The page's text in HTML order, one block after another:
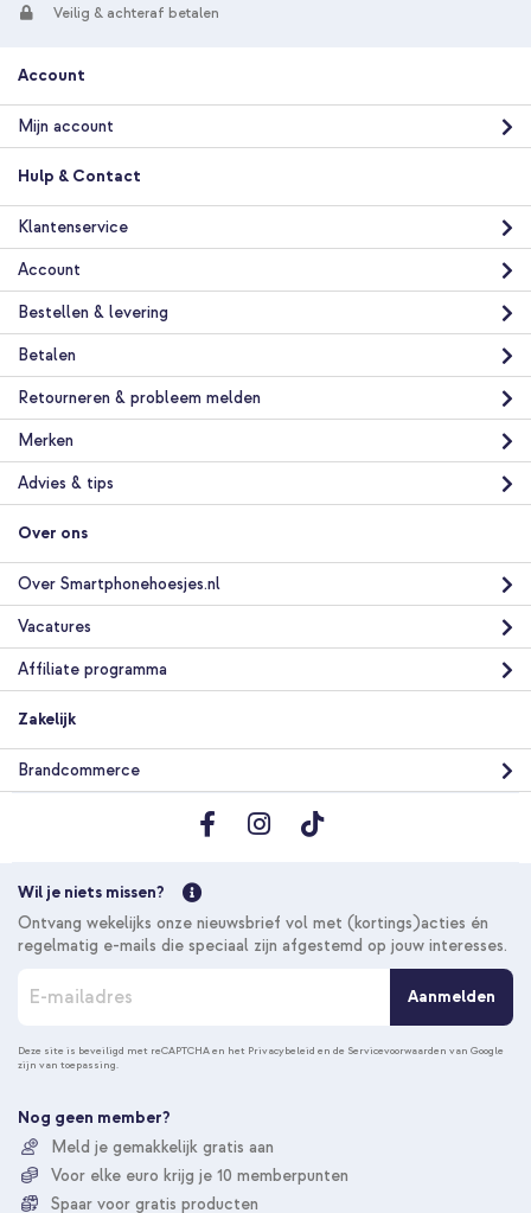
Gratis verzending € 60,49
Gratis
verzending
OtterBox Defender Pro Backcover met MagSafe Samsung
MagSafe - Inclusief Magnetische Cirkel - Ventilatierooster -
Zwart
€ 64,98 € 63,18
In winkelmandje
Gratis
Veilig & achteraf betalen
Account
Mijn account
Hulp & Contact
Klantenservice
Account
Bestellen & levering
Betalen
Retourneren & probleem melden
Merken
Advies & tips
Over ons
Over Smartphonehoesjes.nl
Vacatures
Affiliate programma
Zakelijk
Brandcommerce
Wil je niets missen?
Ontvang wekelijks onze nieuwsbrief vol met (kortings)acties én
regelmatig e-mails die speciaal zijn afgestemd op jouw interesses.
n
n
e
u
o
p
Aanmelden
Deze site is beveiligd met reCAPTCHA en het Privacybeleid en de Servicevoorwaarden van Google
zijn van toepassing.
Nog geen member?
Meld je gemakkelijk gratis aan
Voor elke euro krijg je 10 memberpunten
Spaar voor gratis producten